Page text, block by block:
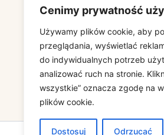
Cenimy prywatność
Używamy plików cookie, aby
przeglądania, wyświetlać
do indywidualnych potrzeb
analizować ruch na stronie.
wszystkie” oznacza zgodę na
plików cookie.
Dostosuj Odrzucać